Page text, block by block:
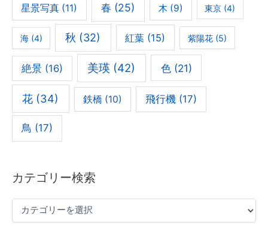
星景写真 (11) 春 (25) 木(9) 東京 (4)
海(4) 秋 (32) 紅葉 (15) 紫陽花 (5)
絶景(16) 美瑛 (42) 色(21)
花 (34) 鉄橋 (10) 飛行機(17)
鳥 (17)
カテゴリー検索